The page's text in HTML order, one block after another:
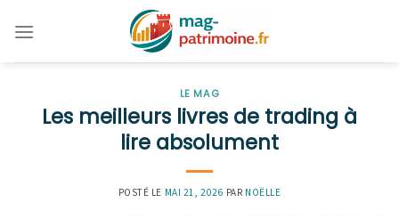
LE MAG
Les meilleurs livres de trading à
lire absolument
POSTÉ LE MAI 21, 2026 PAR NOËLLE